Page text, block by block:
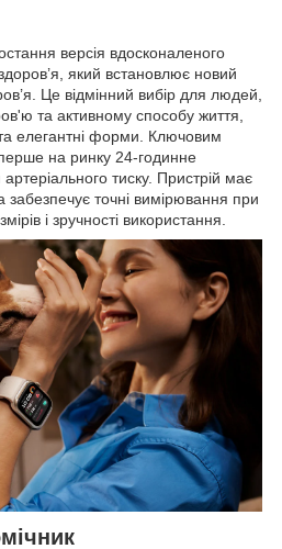
версія вдосконаленого
який встановлює новий
Це відмінний вибір для людей,
та активному способу життя,
елегантні форми. Ключовим
на ринку 24-годинне
тиску. Пристрій має
забезпечує точні вимірювання при
і зручності використання.